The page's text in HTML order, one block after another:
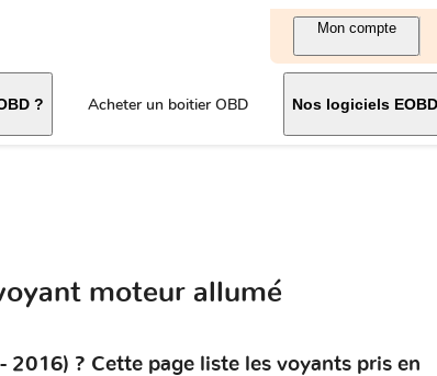
Mon compte
? Acheter un boitier OBD Nos logiciels
moteur allumé
2016) ? Cette page liste les voyants pris en